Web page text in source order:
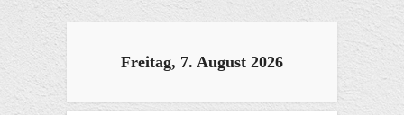
Freitag, 7. August 2026